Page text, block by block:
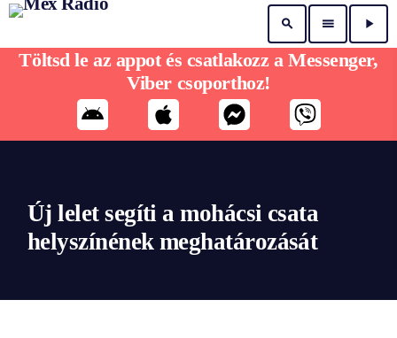
search menu play_arrow
Új lelet segíti a mohácsi csata
helyszínének meghatározását
Töltsd le az appot és csatlakozz a Messenger,
Viber csoporthoz!